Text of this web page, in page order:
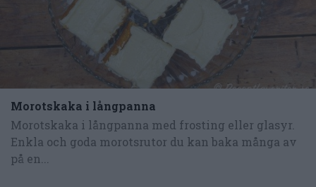
Morotskaka i långpanna
Morotskaka i långpanna med frosting eller glasyr.
Enkla och goda morotsrutor du kan baka många av
på en...